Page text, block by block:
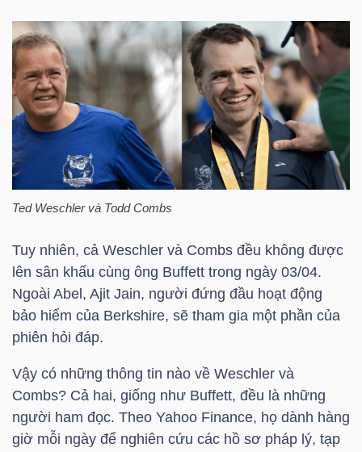
Ted Weschler và Todd Combs
Tuy nhiên, cả Weschler và Combs đều không được
lên sân khấu cùng ông Buffett trong ngày 03/04.
Ngoài Abel, Ajit Jain, người đứng đầu hoạt động
bảo hiểm của Berkshire, sẽ tham gia một phần của
phiên hỏi đáp.
Vậy có những thông tin nào về Weschler và
Combs? Cả hai, giống như Buffett, đều là những
người ham đọc. Theo Yahoo Finance, họ dành hàng
giờ mỗi ngày để nghiên cứu các hồ sơ pháp lý, tạp
Bài
viết
của
tác
giả
(-)
Báo
phân
tích
(-)
ngữ
(-)